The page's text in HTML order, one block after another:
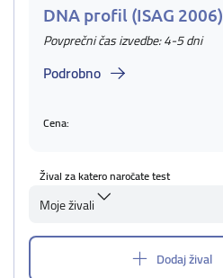
DNA profil (ISAG 2006)
Povprečni čas izvedbe: 4-5 dni
Podrobno
Cena:
Žival za katero naročate test
Moje živali
Dodaj žival